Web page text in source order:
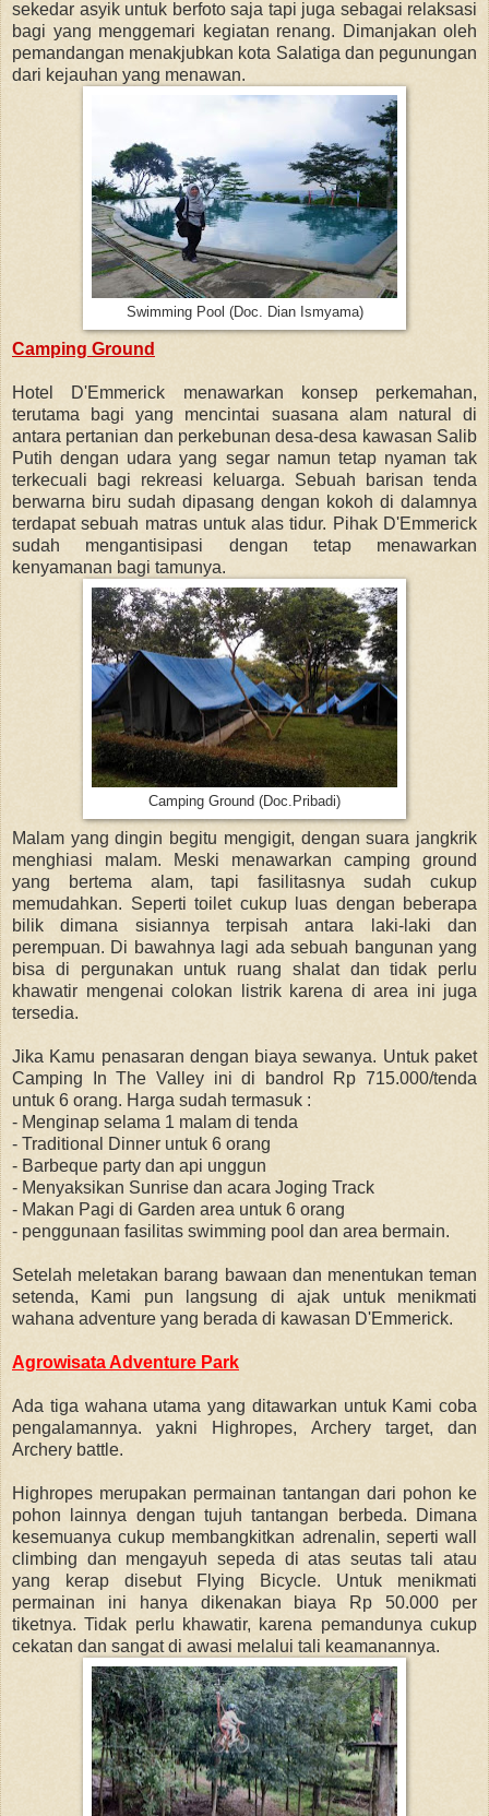
sekedar asyik untuk berfoto saja tapi juga sebagai relaksasi
bagi yang menggemari kegiatan renang. Dimanjakan oleh
pemandangan menakjubkan kota Salatiga dan pegunungan
dari kejauhan yang menawan.
Swimming Pool (Doc. Dian Ismyama)
Camping Ground
Hotel D'Emmerick menawarkan konsep perkemahan,
terutama bagi yang mencintai suasana alam natural di
antara pertanian dan perkebunan desa-desa kawasan Salib
Putih dengan udara yang segar namun tetap nyaman tak
terkecuali bagi rekreasi keluarga. Sebuah barisan tenda
berwarna biru sudah dipasang dengan kokoh di dalamnya
terdapat sebuah matras untuk alas tidur. Pihak D'Emmerick
sudah mengantisipasi dengan tetap menawarkan
kenyamanan bagi tamunya.
Camping Ground (Doc.Pribadi)
Malam yang dingin begitu mengigit, dengan suara jangkrik
menghiasi malam. Meski menawarkan camping ground
yang bertema alam, tapi fasilitasnya sudah cukup
memudahkan. Seperti toilet cukup luas dengan beberapa
bilik dimana sisiannya terpisah antara laki-laki dan
perempuan. Di bawahnya lagi ada sebuah bangunan yang
bisa di pergunakan untuk ruang shalat dan tidak perlu
khawatir mengenai colokan listrik karena di area ini juga
tersedia.
Jika Kamu penasaran dengan biaya sewanya. Untuk paket
Camping In The Valley ini di bandrol Rp 715.000/tenda
untuk 6 orang. Harga sudah termasuk :
- Menginap selama 1 malam di tenda
- Traditional Dinner untuk 6 orang
- Barbeque party dan api unggun
- Menyaksikan Sunrise dan acara Joging Track
- Makan Pagi di Garden area untuk 6 orang
- penggunaan fasilitas swimming pool dan area bermain.
Setelah meletakan barang bawaan dan menentukan teman
setenda, Kami pun langsung di ajak untuk menikmati
wahana adventure yang berada di kawasan D'Emmerick.
Agrowisata Adventure Park
Ada tiga wahana utama yang ditawarkan untuk Kami coba
pengalamannya. yakni Highropes, Archery target, dan
Archery battle.
Highropes merupakan permainan tantangan dari pohon ke
pohon lainnya dengan tujuh tantangan berbeda. Dimana
kesemuanya cukup membangkitkan adrenalin, seperti wall
climbing dan mengayuh sepeda di atas seutas tali atau
yang kerap disebut Flying Bicycle. Untuk menikmati
permainan ini hanya dikenakan biaya Rp 50.000 per
tiketnya. Tidak perlu khawatir, karena pemandunya cukup
cekatan dan sangat di awasi melalui tali keamanannya.